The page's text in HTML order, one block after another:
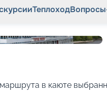
Теплоход
в каюте